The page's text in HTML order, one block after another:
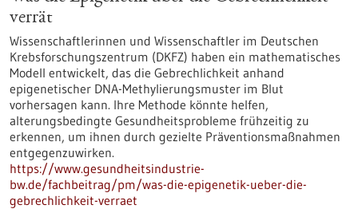
verrät
Wissenschaftlerinnen und Wissenschaftler im Deutschen
Krebsforschungszentrum (DKFZ) haben ein mathematisches
Modell entwickelt, das die Gebrechlichkeit anhand
epigenetischer DNA-Methylierungsmuster im Blut
vorhersagen kann. Ihre Methode könnte helfen,
alterungsbedingte Gesundheitsprobleme frühzeitig zu
erkennen, um ihnen durch gezielte Präventionsmaßnahmen
entgegenzuwirken.
https://www.gesundheitsindustrie-
bw.de/fachbeitrag/pm/was-die-epigenetik-ueber-die-
gebrechlichkeit-verraet